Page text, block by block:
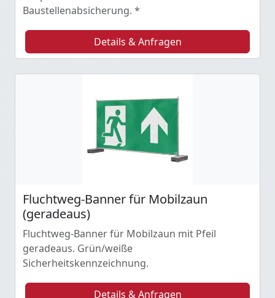
Baustellenabsicherung. *
Details & Anfragen
Fluchtweg-Banner für Mobilzaun
(geradeaus)
Fluchtweg-Banner für Mobilzaun mit Pfeil
geradeaus. Grün/weiße
Sicherheitskennzeichnung.
Details & Anfragen